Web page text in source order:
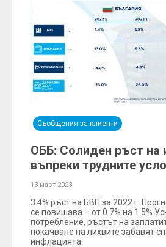
Съобщения за клиенти
ОББ: Солиден ръст на
въпреки трудните
13 март 2023
3.4% ръст на БВП за 2022 г.
се повишава – от 0.7% на 1.5%
потребление, ръстът на
покачване на лихвите забавят
инфлацията